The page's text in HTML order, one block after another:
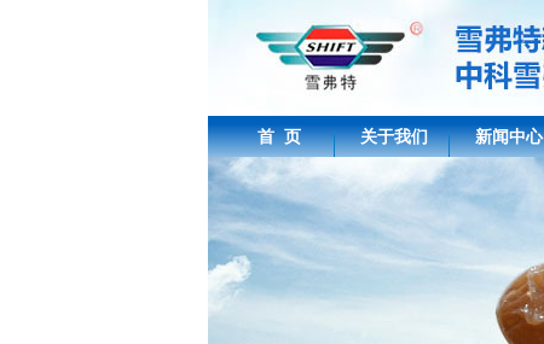
首 页 关于我们 新闻中心